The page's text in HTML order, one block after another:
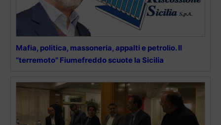
Mafia, politica, massoneria, appalti e petrolio. Il
“terremoto” Fiumefreddo scuote la Sicilia